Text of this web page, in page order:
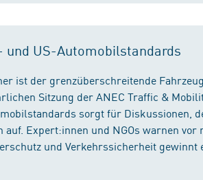
und US-Automobilstandards
ist der grenzüberschreitende
Sitzung der ANEC Traffic &
sorgt für Diskussionen,
Expert:innen und NGOs warnen
und Verkehrssicherheit gewinnt